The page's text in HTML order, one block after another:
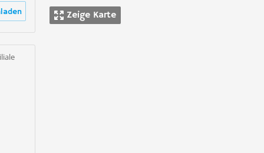
Zeige Karte